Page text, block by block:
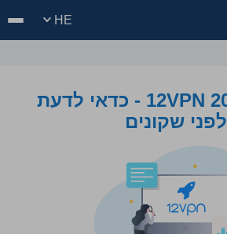
HE
ביקורת 12VPN 2026 - כדאי לדעת
לפני שקונים